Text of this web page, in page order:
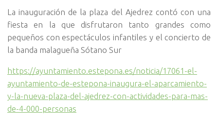
La inauguración de la plaza del Ajedrez contó con una
fiesta en la que disfrutaron tanto grandes como
pequeños con espectáculos infantiles y el concierto de
la banda malagueña Sótano Sur
https://ayuntamiento.estepona.es/noticia/17061-el-
ayuntamiento-de-estepona-inaugura-el-aparcamiento-
y-la-nueva-plaza-del-ajedrez-con-actividades-para-mas-
de-4-000-personas